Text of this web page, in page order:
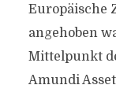
Europäische
angehoben
Mittelpunkt
Amundi